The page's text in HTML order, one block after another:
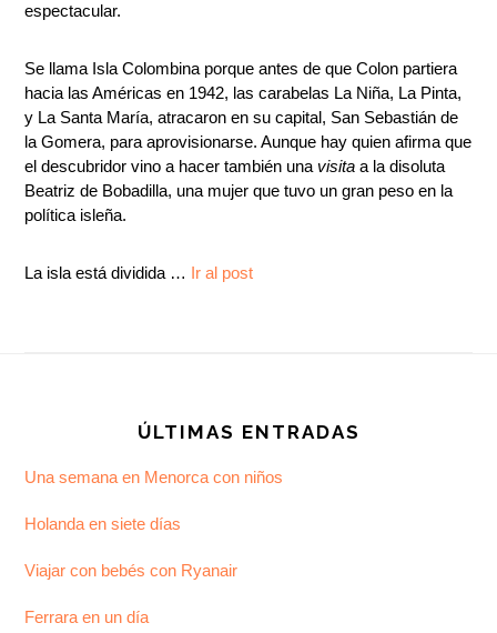
espectacular.
Se llama Isla Colombina porque antes de que Colon partiera
hacia las Américas en 1942, las carabelas La Niña, La Pinta,
y La Santa María, atracaron en su capital, San Sebastián de
la Gomera, para aprovisionarse. Aunque hay quien afirma que
el descubridor vino a hacer también una visitaa la disoluta
Beatriz de Bobadilla, una mujer que tuvo un gran peso en la
política isleña.
La isla está dividida … Ir al post
ÚLTIMAS ENTRADAS
Una semana en Menorca con niños
Holanda en siete días
Viajar con bebés con Ryanair
Ferrara en un día